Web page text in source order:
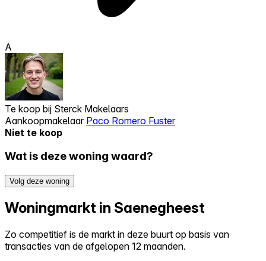
A
Te koop bij Sterck Makelaars
Aankoopmakelaar Paco Romero Fuster
Niet te koop
Wat is deze woning waard?
Volg deze woning
Woningmarkt in Saenegheest
Zo competitief is de markt in deze buurt op basis van
transacties van de afgelopen 12 maanden.